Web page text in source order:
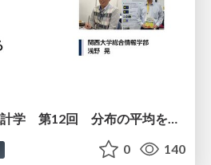
2026年度春学期 統計学 第12回 分布の平均を推測する ― 区間推定 (2026. 6. 18)
0 140